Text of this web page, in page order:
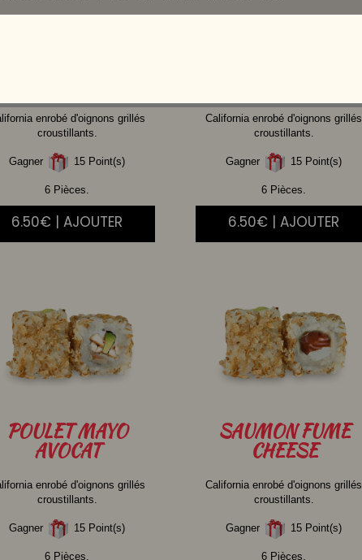
enrobé d'oignons grillés
croustillants.
Gagner 15 Point(s)
6 Pièces.
6.50€ | AJOUTER
California enrobé d'oignons grillés
croustillants.
Gagner 15 Point(s)
6 Pièces.
6.50€ | AJOUTER
POULETMAYO
AVOCAT
enrobé d'oignons grillés
croustillants.
Gagner 15 Point(s)
6 Pièces.
SAUMONFUME
CHEESE
California enrobé d'oignons grillés
croustillants.
Gagner 15 Point(s)
6 Pièces.